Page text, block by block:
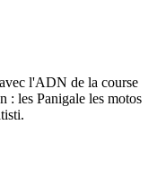
l'ADN de la course
: les Panigale les motos